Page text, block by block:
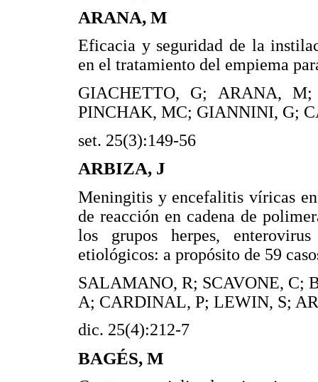
ARANA, M
Eficacia y seguridad de la
en el tratamiento del empiema
GIACHETTO, G; ARANA,
PINCHAK, MC; GIANNINI, G;
set. 25(3):149-56
ARBIZA, J
Meningitis y encefalitis víricas
de reacción en cadena de
los grupos herpes,
etiológicos: a propósito de 59
SALAMANO, R; SCAVONE, C;
A; CARDINAL, P; LEWIN, S;
dic. 25(4):212-7
BAGÉS, M